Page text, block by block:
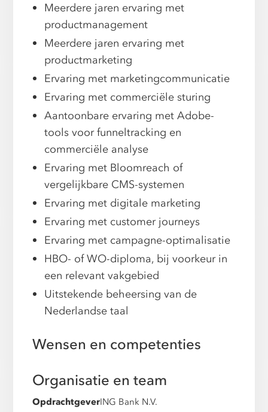
Meerdere jaren ervaring met
productmanagement
Meerdere jaren ervaring met
productmarketing
Ervaring met marketingcommunicatie
Ervaring met commerciële sturing
Aantoonbare ervaring met Adobe-
tools voor funneltracking en
commerciële analyse
Ervaring met Bloomreach of
vergelijkbare CMS-systemen
Ervaring met digitale marketing
Ervaring met customer journeys
Ervaring met campagne-optimalisatie
HBO- of WO-diploma, bij voorkeur in
een relevant vakgebied
Uitstekende beheersing van de
Nederlandse taal
Wensen en competenties
Organisatie en team
OpdrachtgeverING Bank N.V.